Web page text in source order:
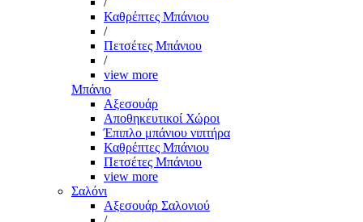
Καθρέπτες Μπάνιου
/
Πετσέτες Μπάνιου
/
view more
Μπάνιο
Αξεσουάρ
Αποθηκευτικοί Χώροι
Έπιπλο μπάνιου νιπτήρα
Καθρέπτες Μπάνιου
Πετσέτες Μπάνιου
view more
Σαλόνι
Αξεσουάρ Σαλονιού